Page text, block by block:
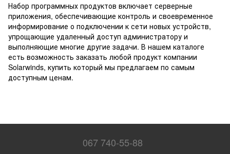
Набор программных продуктов включает серверные
приложения, обеспечивающие контроль и своевременное
информирование о подключении к сети новых устройств,
упрощающие удаленный доступ администратору и
выполняющие многие другие задачи. В нашем каталоге
есть возможность заказать любой продукт компании
Solarwinds, купить который мы предлагаем по самым
доступным ценам.
067 740-55-88